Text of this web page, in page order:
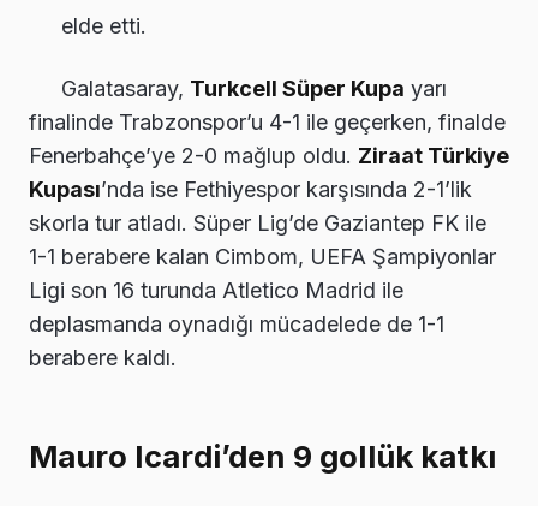
elde etti.
Galatasaray, Turkcell Süper Kupa yarı
finalinde Trabzonspor’u 4-1 ile geçerken, finalde
Fenerbahçe’ye 2-0 mağlup oldu. Ziraat Türkiye
Kupası’nda ise Fethiyespor karşısında 2-1’lik
skorla tur atladı. Süper Lig’de Gaziantep FK ile
1-1 berabere kalan Cimbom, UEFA Şampiyonlar
Ligi son 16 turunda Atletico Madrid ile
deplasmanda oynadığı mücadelede de 1-1
berabere kaldı.
Mauro Icardi’den 9 gollük katkı